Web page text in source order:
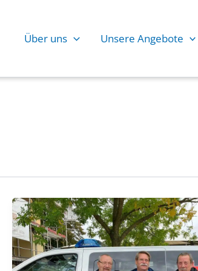
Über uns Unsere Angebote